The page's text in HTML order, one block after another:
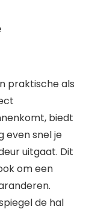
praktische als
biedt
even snel je
uitgaat. Dit
om een
de hal